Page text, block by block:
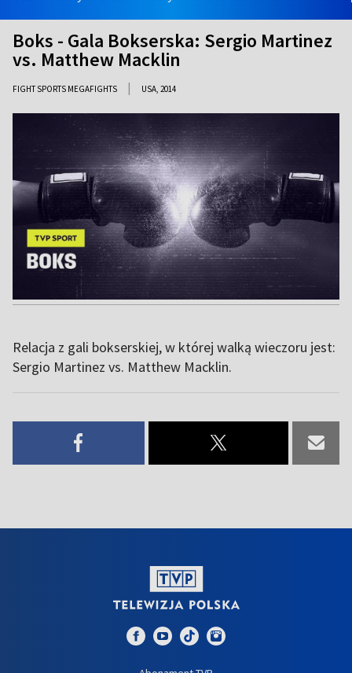
Boks - Gala Bokserska: Sergio Martinez
vs. Matthew Macklin
FIGHT SPORTS MEGAFIGHTS | USA, 2014
Relacja z gali bokserskiej, w której walką wieczoru jest:
Sergio Martinez vs. Matthew Macklin.